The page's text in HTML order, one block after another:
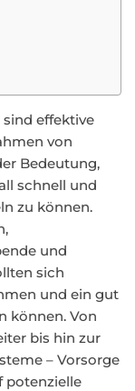
effektive
von
Bedeutung,
schnell und
zu können.
und
sich
und ein gut
können. Von
bis hin zur
– Vorsorge
potenzielle